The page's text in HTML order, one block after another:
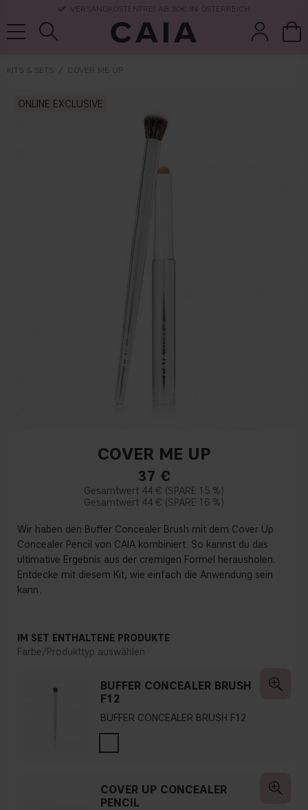
VERSANDKOSTENFREI AB 30€ IN ÖSTERREICH
KITS & SETS COVER ME UP
ONLINE EXCLUSIVE
COVER ME UP
37 €
44 €
15 %
44 €
16 %
Wir haben den Buffer Concealer Brush mit dem Cover Up
Concealer Pencil von CAIA kombiniert. So kannst du das
ultimative Ergebnis aus der cremigen Formel herausholen.
Entdecke mit diesem Kit, wie einfach die Anwendung sein
kann.
IM SET ENTHALTENE PRODUKTE
Farbe/Produkttyp auswählen
BUFFER CONCEALER BRUSH
F12
BUFFER CONCEALER BRUSH F12
COVER UP CONCEALER
PENCIL
parfüm